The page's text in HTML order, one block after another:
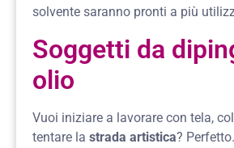
solvente saranno pronti a più
Soggetti da
olio
Vuoi iniziare a lavorare con tela,
tentare la strada artistica?